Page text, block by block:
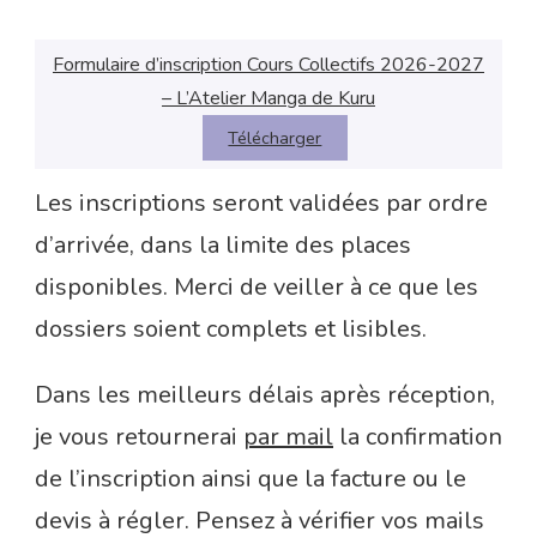
Formulaire d’inscription Cours Collectifs 2026-2027
– L’Atelier Manga de Kuru
Télécharger
Les inscriptions seront validées par ordre
d’arrivée, dans la limite des places
disponibles. Merci de veiller à ce que les
dossiers soient complets et lisibles.
Dans les meilleurs délais après réception,
je vous retournerai par mail la confirmation
de l’inscription ainsi que la facture ou le
devis à régler. Pensez à vérifier vos mails